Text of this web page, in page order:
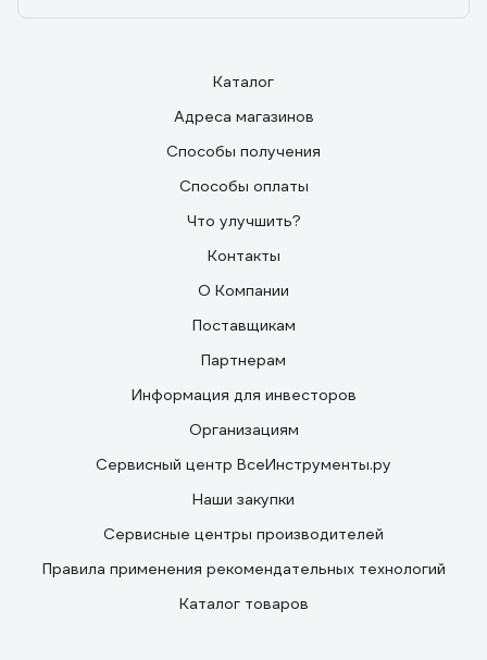
Каталог
Адреса магазинов
Способы получения
Способы оплаты
Что улучшить?
Контакты
О Компании
Поставщикам
Партнерам
Информация для инвесторов
Организациям
Сервисный центр ВсеИнструменты.ру
Наши закупки
Сервисные центры производителей
Правила применения рекомендательных технологий
Каталог товаров